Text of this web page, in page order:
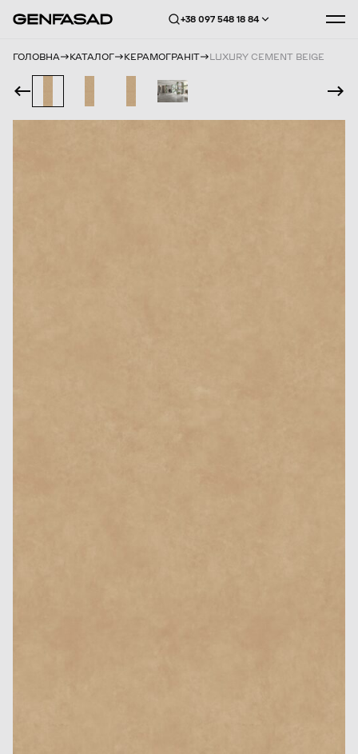
+38 097 548 18 84
ГОЛОВНА КАТАЛОГ КЕРАМОГРАНІТ LUXURY CEMENT BEIGE